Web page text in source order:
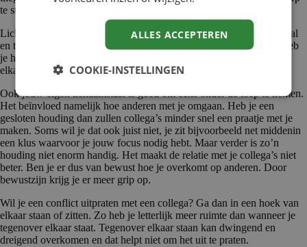
te stellen. Waarschijnlijk gaat hij ook aan zijn nek zitten.
Lichaamstaal is in een gemiddelde situatie 47 procent van het verhaal
en taal is 53 procent. Dus als je meer weet over lichaamstaal, dan heb
je het complete plaatje. Inzicht in deze signalen is vooral handig om
elkaar beter te begrijpen.
Ook jouw eigen lichaamstaal is goed om eens onder de loep te nemen.
Het beïnvloed namelijk hoe anderen met je omgaan. Heb je een
gesloten houding dan zullen collega’s minder snel een praatje met je
maken. Soms wil je dat ook juist niet, je zit bijvoorbeeld net middenin
een klus waarvoor je jouw focus nodig hebt. Maar verder is zo’n
houding niet enorm handig. Het maakt de relatie met je collega’s niet
beter. Ben je er dus van bewust hoe je overkomt op anderen. Door
bewustzijn krijg je er meer grip op.
Wil je een conflict uitpraten met een collega? Ga dan in een hoek van
elkaar staan of zitten. Zo heb je letterlijk meer ruimte dan wanneer je
tegenover elkaar staat. Tegenover elkaar staan kan dwingend en
dreigend overkomen en dat helpt niet om het uit te praten.
ALLES ACCEPTEREN
COOKIE-INSTELLINGEN